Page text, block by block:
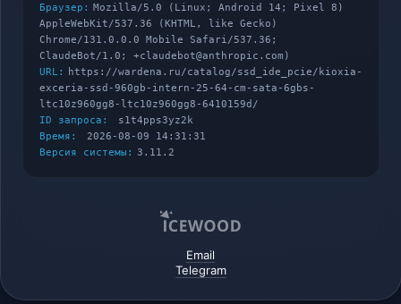
Браузер: Mozilla/5.0 (Linux; Android 14; Pixel 8)
AppleWebKit/537.36 (KHTML, like Gecko)
Chrome/131.0.0.0 Mobile Safari/537.36;
ClaudeBot/1.0; +claudebot@anthropic.com)
URL:
https://wardena.ru/catalog/ssd_ide_pcie/kioxia-
exceria-ssd-960gb-intern-25-64-cm-sata-6gbs-
ltc10z960gg8-ltc10z960gg8-6410159d/
ID запроса:
s1t4pps3yz2k
Время:
2026-08-09 14:31:31
Версия системы: 3.11.2
Email
Telegram